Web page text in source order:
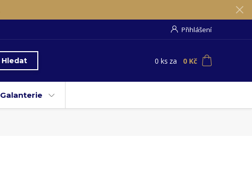
Přihlášení
Hledat 0 ks za 0 Kč
Galanterie